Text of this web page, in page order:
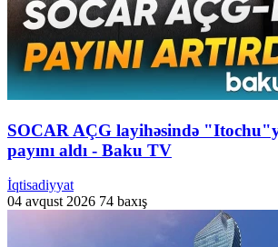
SOCAR AÇG layihəsində
payını aldı - Baku TV
İqtisadiyyat
04 avqust 2026 74 baxış